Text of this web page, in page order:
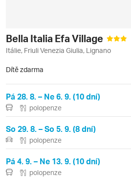
Bella Italia Efa Village
Itálie, Friuli Venezia Giulia, Lignano
Dítě zdarma
Pá 28. 8. – Ne 6. 9. (10 dní)
polopenze
So 29. 8. – So 5. 9. (8 dní)
polopenze
Pá 4. 9. – Ne 13. 9. (10 dní)
polopenze